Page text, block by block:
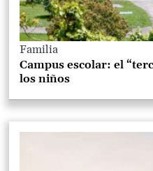
Familia
Campus escolar: el
los niños